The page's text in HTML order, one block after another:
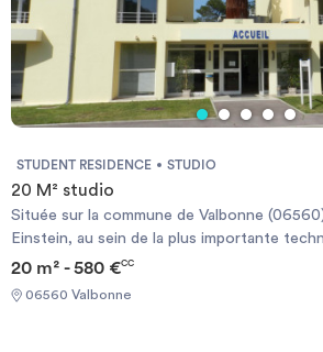
STUDENT RESIDENCE STUDIO
20 M² studio
Située sur la commune de Valbonne
Einstein, au sein de la plus importante
Sophia Antipolis, La Résidence EINSTEIN
studios (20m² - 550€) ou T2 (30m² - 750€)
équipée. La Résidence Einstein Sophia se situe à proximité
20 m² - 580 €CC
06560 Valbonne